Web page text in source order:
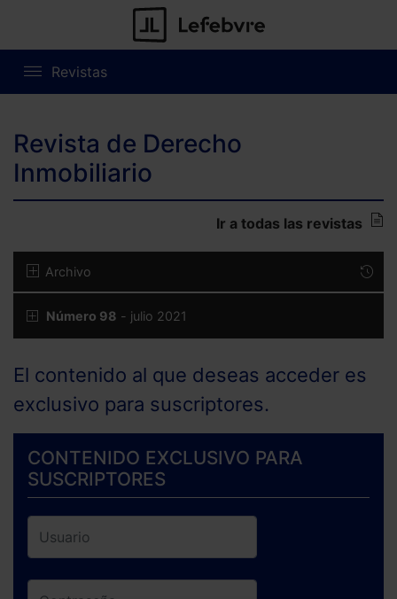
Revistas
Revista de Derecho
Inmobiliario
Ir a todas las revistas
Archivo
Número 98 - julio 2021
El contenido al que deseas acceder es
exclusivo para suscriptores.
CONTENIDO EXCLUSIVO PARA
SUSCRIPTORES